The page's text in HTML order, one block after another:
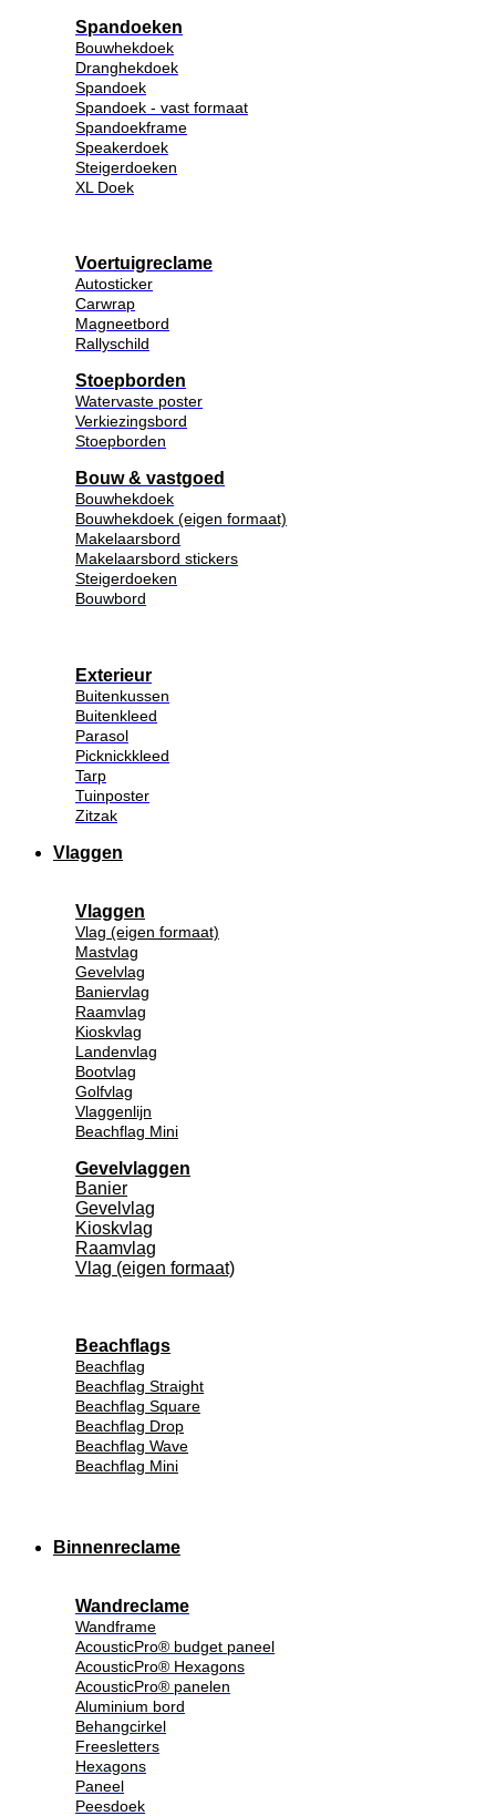
Spandoeken
Bouwhekdoek
Dranghekdoek
Spandoek
Spandoek - vast formaat
Spandoekframe
Speakerdoek
Steigerdoeken
XL Doek
Voertuigreclame
Autosticker
Carwrap
Magneetbord
Rallyschild
Stoepborden
Watervaste poster
Verkiezingsbord
Stoepborden
Bouw & vastgoed
Bouwhekdoek
Bouwhekdoek (eigen formaat)
Makelaarsbord
Makelaarsbord stickers
Steigerdoeken
Bouwbord
Exterieur
Buitenkussen
Buitenkleed
Parasol
Picknickkleed
Tarp
Tuinposter
Zitzak
Vlaggen
Vlaggen
Vlag (eigen formaat)
Mastvlag
Gevelvlag
Baniervlag
Raamvlag
Kioskvlag
Landenvlag
Bootvlag
Golfvlag
Vlaggenlijn
Beachflag Mini
Gevelvlaggen
Banier
Gevelvlag
Kioskvlag
Raamvlag
Vlag (eigen formaat)
Beachflags
Beachflag
Beachflag Straight
Beachflag Square
Beachflag Drop
Beachflag Wave
Beachflag Mini
Binnenreclame
Wandreclame
Wandframe
AcousticPro® budget paneel
AcousticPro® Hexagons
AcousticPro® panelen
Aluminium bord
Behangcirkel
Freesletters
Hexagons
Paneel
Peesdoek